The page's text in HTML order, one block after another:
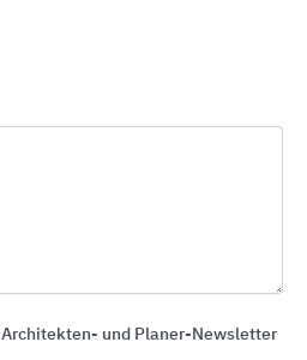
und Planer-Newsletter